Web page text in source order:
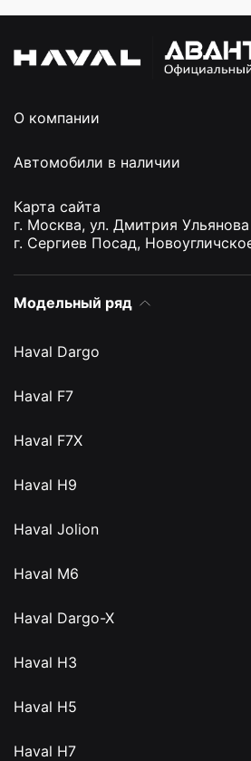
О компании
Автомобили в наличии
Карта сайта
г. Москва, ул. Дмитрия
г. Сергиев Посад,
Модельный ряд
Haval Dargo
Haval F7
Haval F7X
Haval H9
Haval Jolion
Haval M6
Haval Dargo-X
Haval H3
Haval H5
Haval H7